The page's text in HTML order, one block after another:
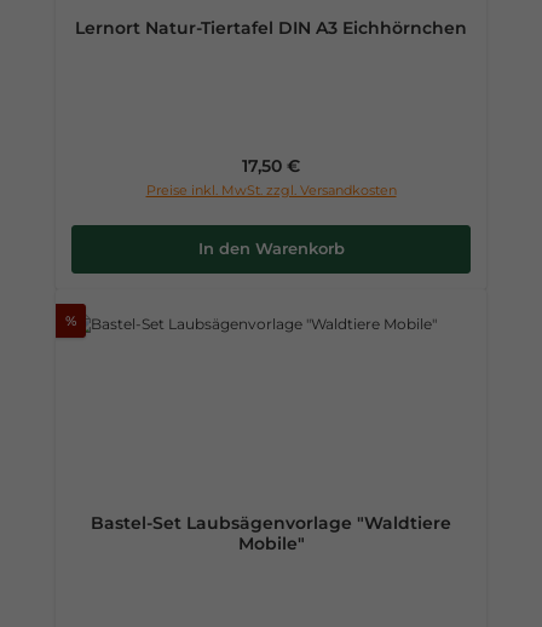
Lernort Natur-Tiertafel DIN A3 Eichhörnchen
Regulärer Preis:
17,50 €
Preise inkl. MwSt. zzgl. Versandkosten
In den Warenkorb
%
Bastel-Set Laubsägenvorlage "Waldtiere
Mobile"